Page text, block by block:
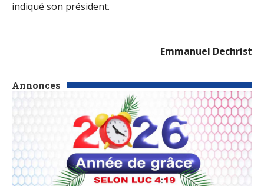
Annonces
indiqué son président.
Emmanuel Dechrist